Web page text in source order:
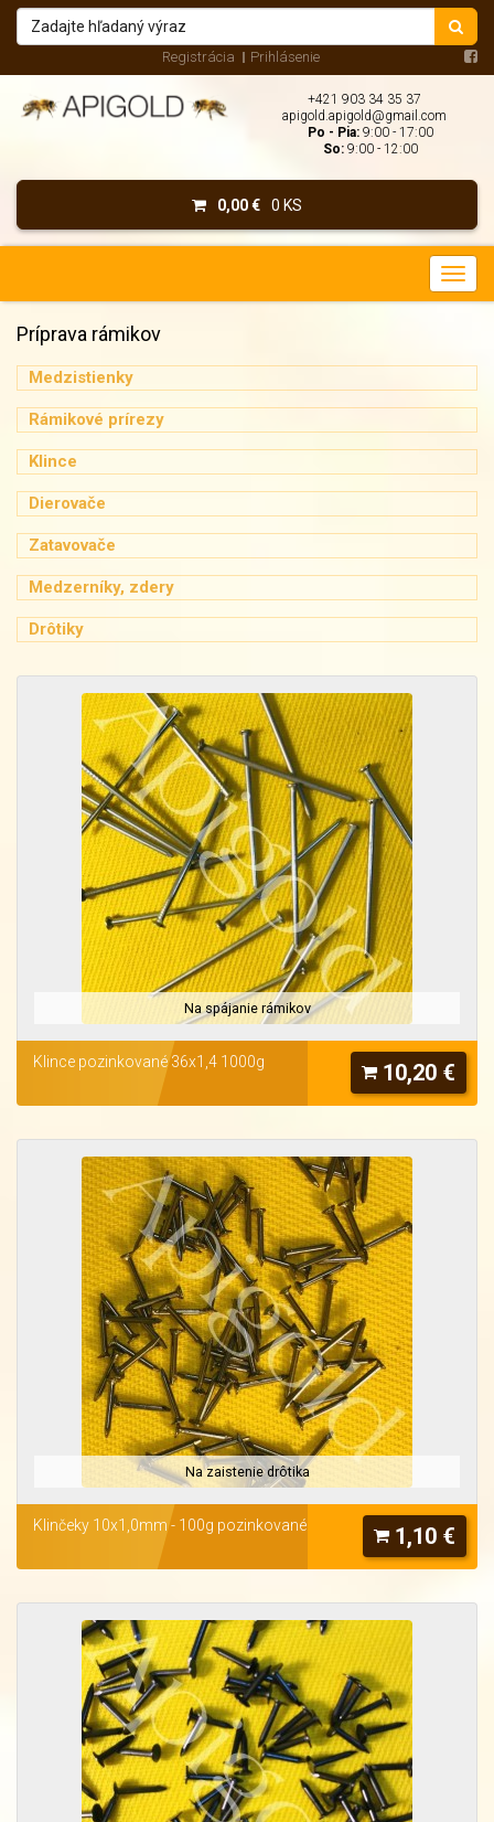
Registrácia Prihlásenie
+421 903 34 35 37
apigold.apigold@gmail.com
Po - Pia: 9:00 - 17:00
So: 9:00 - 12:00
0,00 € 0 KS
Príprava rámikov
Medzistienky
Rámikové prírezy
Klince
Dierovače
Zatavovače
Medzerníky, zdery
Drôtiky
Na spájanie rámikov
10,20 €
Klince pozinkované 36x1,4 1000g
Na zaistenie drôtika
1,10 €
Klinčeky 10x1,0mm - 100g pozinkované